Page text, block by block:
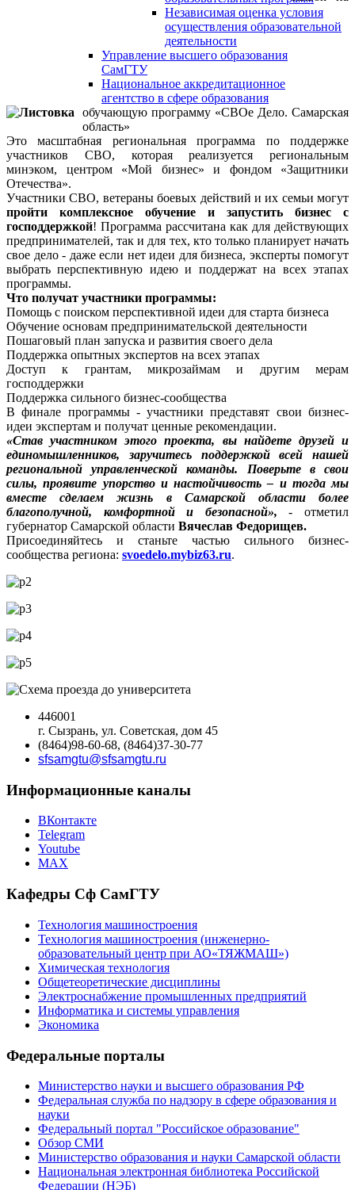
Независимая оценка условия
осуществления образовательной
деятельности
Управление высшего образования
СамГТУ
Национальное аккредитационное
агентство в сфере образования
обучающую программу «СВОе Дело. Самарская
область»
Это масштабная региональная программа по поддержке
участников СВО, которая реализуется региональным
минэком, центром «Мой бизнес» и фондом «Защитники
Отечества».
Участники СВО, ветераны боевых действий и их семьи могут
пройти комплексное обучение и запустить бизнес с
господдержкой! Программа рассчитана как для действующих
предпринимателей, так и для тех, кто только планирует начать
свое дело - даже если нет идеи для бизнеса, эксперты помогут
выбрать перспективную идею и поддержат на всех этапах
программы.
Что получат участники программы:
Помощь с поиском перспективной идеи для старта бизнеса
Обучение основам предпринимательской деятельности
Пошаговый план запуска и развития своего дела
Поддержка опытных экспертов на всех этапах
Доступ к грантам, микрозаймам и другим мерам
господдержки
Поддержка сильного бизнес-сообщества
В финале программы - участники представят свои бизнес-
идеи экспертам и получат ценные рекомендации.
«Став участником этого проекта, вы найдете друзей и
единомышленников, заручитесь поддержкой всей нашей
региональной управленческой команды. Поверьте в свои
силы, проявите упорство и настойчивость – и тогда мы
вместе сделаем жизнь в Самарской области более
благополучной, комфортной и безопасной», - отметил
губернатор Самарской области Вячеслав Федорищев.
Присоединяйтесь и станьте частью сильного бизнес-
сообщества региона: svoedelo.mybiz63.ru.
446001
г. Сызрань, ул. Советская, дом 45
(8464)98-60-68, (8464)37-30-77
sfsamgtu@sfsamgtu.ru
Информационные каналы
ВКонтакте
Telegram
Youtube
MAX
Кафедры Сф СамГТУ
Технология машиностроения
Технология машиностроения (инженерно-
образовательный центр при АО«ТЯЖМАШ»)
Химическая технология
Общетеоретические дисциплины
Электроснабжение промышленных предприятий
Информатика и системы управления
Экономика
Федеральные порталы
Министерство науки и высшего образования РФ
Федеральная служба по надзору в сфере образования и
науки
Федеральный портал "Российское образование"
Обзор СМИ
Министерство образования и науки Самарской области
Национальная электронная библиотека Российской
Федерации (НЭБ)